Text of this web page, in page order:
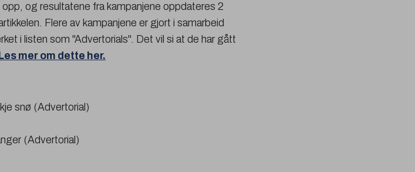
og resultatene fra kampanjene oppdateres 2
Flere av kampanjene er gjort i samarbeid
i listen som "Advertorials". Det vil si at de har gått
Les mer om dette her.
snø (Advertorial)
(Advertorial)